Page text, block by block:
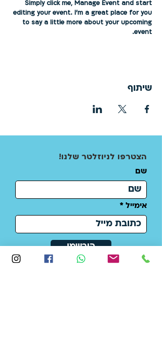
Simply click me, Manage Event and start
editing your event. I’m a great place for you
to say a little more about your upcoming
event.
שיתוף
!הצטרפו לניוזלטר שלנו
שם
אימייל
הירשמו